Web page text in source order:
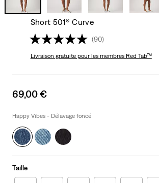
Short 501® Curve
(90)
Livraison gratuitepour les membres Red Tab™
Sale
is
69,00 €
Happy Vibes - Délavage foncé
Taille